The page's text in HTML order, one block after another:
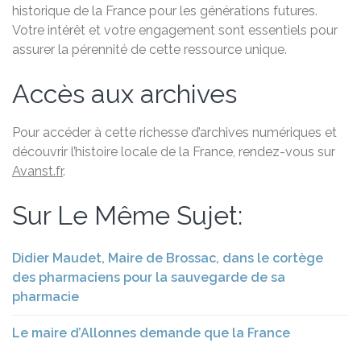
historique de la France pour les générations futures.
Votre intérêt et votre engagement sont essentiels pour
assurer la pérennité de cette ressource unique.
Accès aux archives
Pour accéder à cette richesse d’archives numériques et
découvrir l’histoire locale de la France, rendez-vous sur
Avanst.fr.
Sur Le Même Sujet:
Didier Maudet, Maire de Brossac, dans le cortège
des pharmaciens pour la sauvegarde de sa
pharmacie
Le maire d’Allonnes demande que la France